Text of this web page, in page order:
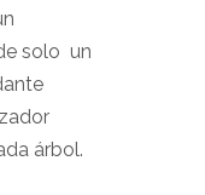
solo un
árbol.